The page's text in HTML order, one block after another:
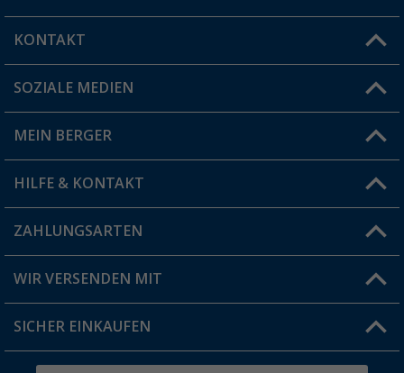
KONTAKT
Du hast eine Frage?
Filiale finden
SOZIALE MEDIEN
MEIN BERGER
Vorteilskarte
Blog
Jobs & Karriere
HILFE & KONTAKT
FAQ & Kontakt
Versandinformationen
Rücksendung
ZAHLUNGSARTEN
WIR VERSENDEN MIT
SICHER EINKAUFEN